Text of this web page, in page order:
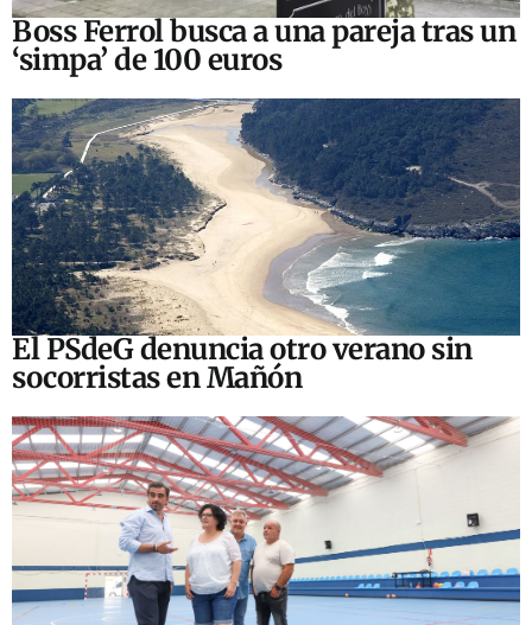
Boss Ferrol busca a una pareja tras un
‘simpa’ de 100 euros
El PSdeG denuncia otro verano sin
socorristas en Mañón